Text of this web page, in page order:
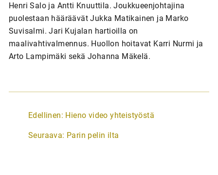
Henri Salo ja Antti Knuuttila. Joukkueenjohtajina
puolestaan hääräävät Jukka Matikainen ja Marko
Suvisalmi. Jari Kujalan hartioilla on
maalivahtivalmennus. Huollon hoitavat Karri Nurmi ja
Arto Lampimäki sekä Johanna Mäkelä.
A
t
Edellinen: Hieno video yhteistyöstä
Seuraava: Parin pelin ilta